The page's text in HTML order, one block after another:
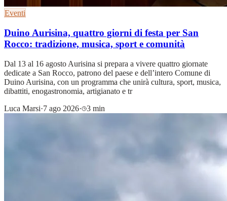
Eventi
Duino Aurisina, quattro giorni di festa per San
Rocco: tradizione, musica, sport e comunità
Dal 13 al 16 agosto Aurisina si prepara a vivere quattro giornate
dedicate a San Rocco, patrono del paese e dell’intero Comune di
Duino Aurisina, con un programma che unirà cultura, sport, musica,
dibattiti, enogastronomia, artigianato e tr
Luca Marsi·7 ago 2026· 3 min